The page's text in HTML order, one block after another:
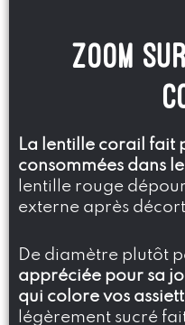
ZOOM
La lentille corail fait
consommées dans
lentille rouge
externe après
De diamètre plutôt
appréciée pour sa
qui colore vos
légèrement sucré